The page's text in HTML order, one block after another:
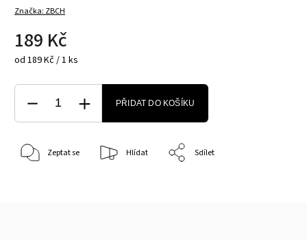
Značka: ZBCH
189 Kč
od 189 Kč / 1 ks
PŘIDAT DO KOŠÍKU
Zeptat se Hlídat Sdílet